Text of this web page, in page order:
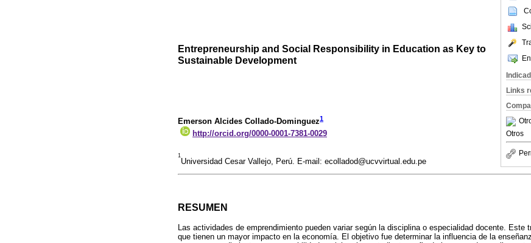
Links
Otros
Entrepreneurship and Social Responsibility in Education as Key to
Sustainable Development
Emerson Alcides Collado-Dominguez1
http://orcid.org/0000-0001-7381-0029
1
Universidad Cesar Vallejo, Perú. E-mail: ecolladod@ucvvirtual.edu.pe
RESUMEN
Las actividades de emprendimiento pueden variar según la disciplina o especialidad docente. Este
que tienen un mayor impacto en la economía. El objetivo fue determinar la influencia de la